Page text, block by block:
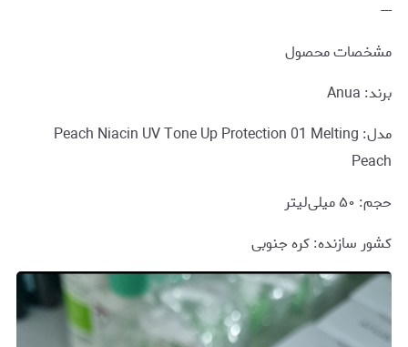
---
مشخصات محصول
برند: Anua
مدل: Peach Niacin UV Tone Up Protection 01 Melting
Peach
حجم: ۵۰ میلی‌لیتر
کشور سازنده: کره جنوبی